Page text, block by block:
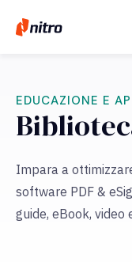
EDUCAZIONE E
Impara a
software PDF &
guide, eBook, video